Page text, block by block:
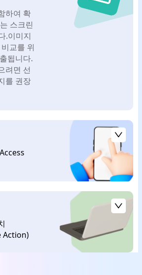
식이 우리 사진을 온라인에 유출
가 나지만, 적어도 이 도구를 찾
추적할 수 있게 됐어요. - 마키 R.
하여 확
스크린
.이미지
교를 위
됩니다.
려면 선
를 권장
Action)